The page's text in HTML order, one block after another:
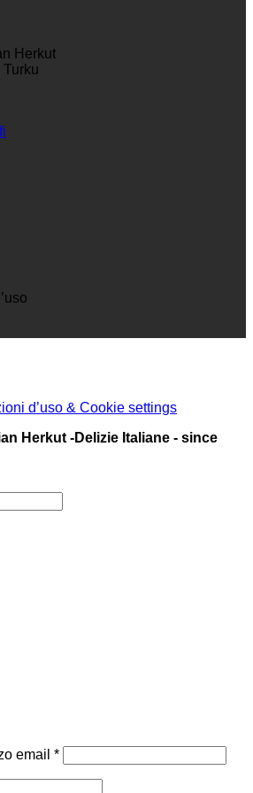
Herkut
Turku
d’uso & Cookie settings
Herkut -Delizie Italiane - since
email *Richiesto